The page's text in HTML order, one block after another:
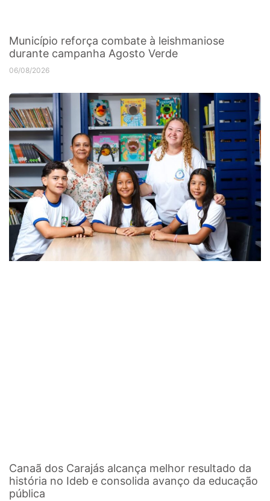
Município reforça combate à leishmaniose
durante campanha Agosto Verde
06/08/2026
Canaã dos Carajás alcança melhor resultado da
história no Ideb e consolida avanço da educação
pública